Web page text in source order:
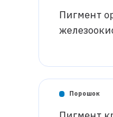
Пигмент
Порошок